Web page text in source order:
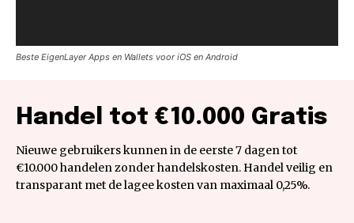
Beste EigenLayer Apps en Wallets voor iOS en Android
Handel tot €10.000 Gratis
Nieuwe gebruikers kunnen in de eerste 7 dagen tot
€10.000 handelen zonder handelskosten. Handel veilig en
transparant met de lagee kosten van maximaal 0,25%.